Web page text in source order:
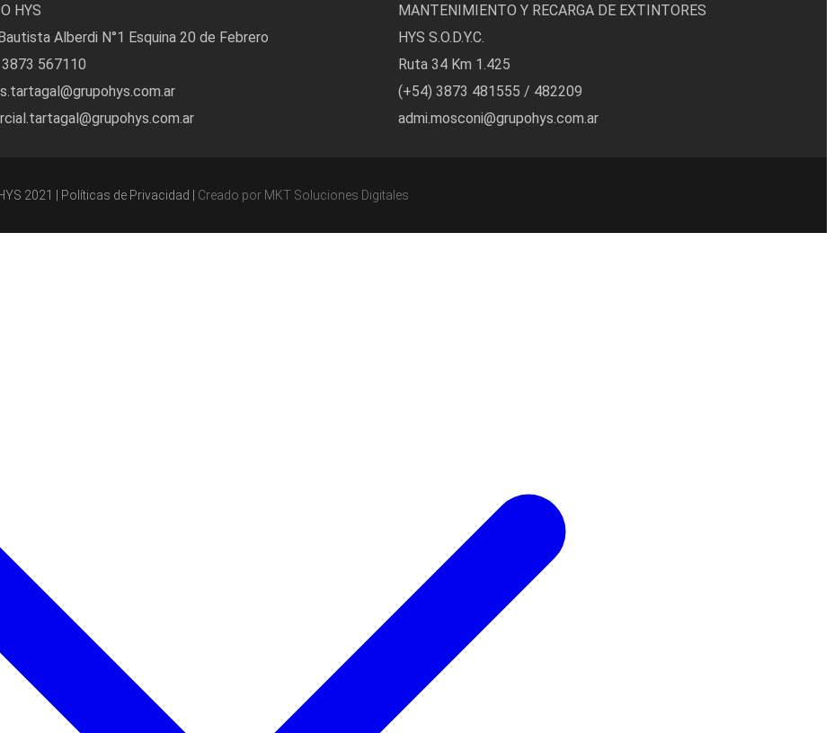
HYS
Alberdi N°1 Esquina 20 de Febrero
567110
MANTENIMIENTO Y RECARGA DE EXTINTORES
HYS S.O.D.Y.C.
Ruta 34 Km 1.425
(+54) 3873 481555 / 482209
admi.mosconi@grupohys.com.ar
2021 | Políticas de Privacidad | Creado por MKT Soluciones Digitales